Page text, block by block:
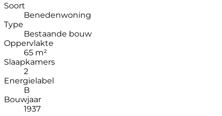
Soort
Benedenwoning
Type
Bestaande bouw
Oppervlakte
65 m²
Slaapkamers
2
Energielabel
B
Bouwjaar
1937